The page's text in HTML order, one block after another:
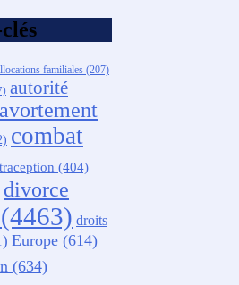
familiales (207)
autorité
avortement
combat
(404)
divorce
(4463) droits
Europe (614)
(634)